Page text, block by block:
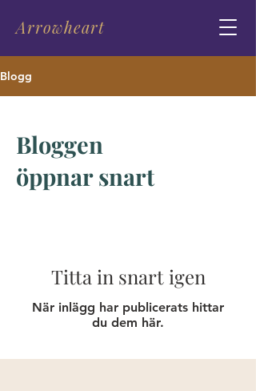
Arrowheart
Blogg
Bloggen
öppnar snart
Titta in snart igen
När inlägg har publicerats hittar
du dem här.